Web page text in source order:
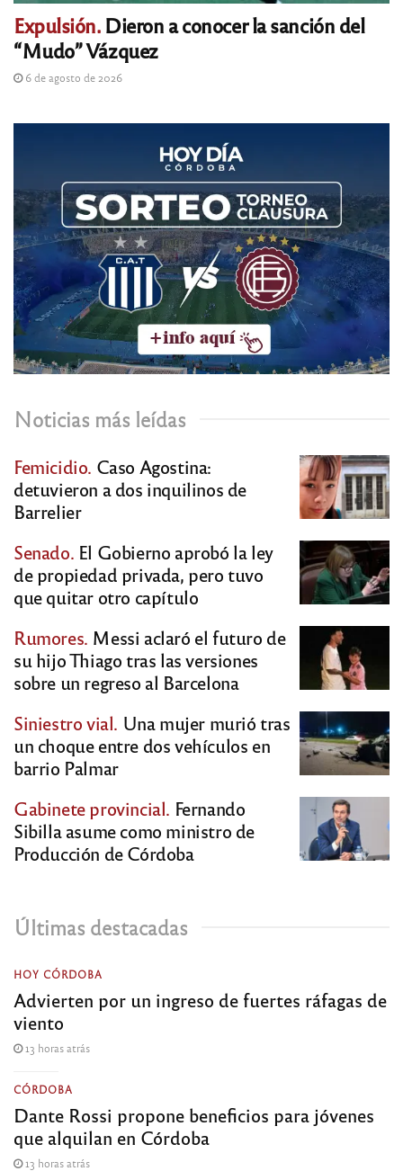
Expulsión.Dieron a conocer la sanción del
“Mudo” Vázquez
6 de agosto de 2026
Noticias más leídas
Femicidio. Caso Agostina:
detuvieron a dos inquilinos de
Barrelier
Senado. El Gobierno aprobó la ley
de propiedad privada, pero tuvo
que quitar otro capítulo
Rumores. Messi aclaró el futuro de
su hijo Thiago tras las versiones
sobre un regreso al Barcelona
Siniestro vial. Una mujer murió tras
un choque entre dos vehículos en
barrio Palmar
Gabinete provincial. Fernando
Sibilla asume como ministro de
Producción de Córdoba
Últimas destacadas
HOY CÓRDOBA
Advierten por un ingreso de fuertes ráfagas de
viento
13 horas atrás
CÓRDOBA
Dante Rossi propone beneficios para jóvenes
que alquilan en Córdoba
13 horas atrás